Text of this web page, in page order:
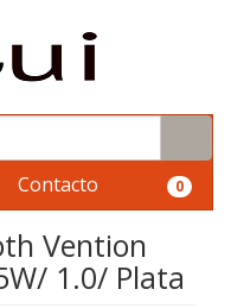
Contacto 0
Vention
1.0/ Plata